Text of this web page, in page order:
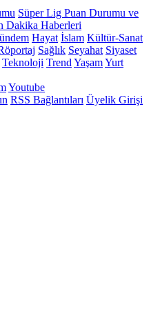
Süper Lig Puan Durumu ve
Dakika Haberleri
Hayat İslam Kültür-Sanat
Sağlık Seyahat Siyaset
Teknoloji Trend YaşamYurt
Youtube
RSS Bağlantıları Üyelik Girişi